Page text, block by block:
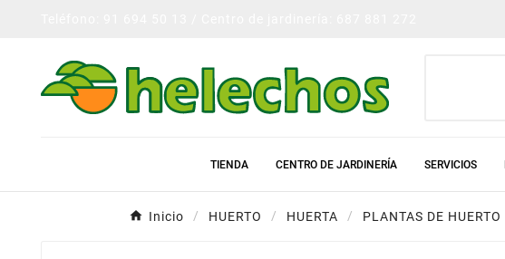
TIENDA CENTRO DE JARDINERÍA SERVICIOS
Inicio HUERTO HUERTA PLANTAS DE HUERTO